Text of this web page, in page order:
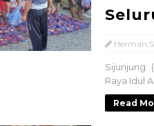
Sijunjung
Raya Idul
Read